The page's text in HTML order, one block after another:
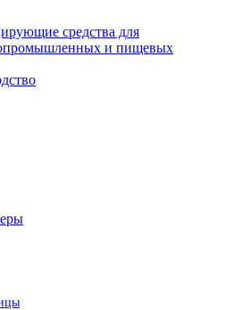
средства для
и пищевых